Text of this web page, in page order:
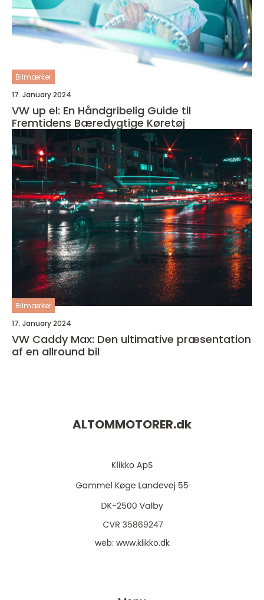
Bilmærker
17. January 2024
VW up el: En Håndgribelig Guide til
Fremtidens Bæredygtige Køretøj
Bilmærker
17. January 2024
VW Caddy Max: Den ultimative præsentation
af en allround bil
ALTOMMOTORER.dk
web: www.klikko.dk